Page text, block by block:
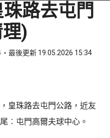
路去屯門
)
最後更新 19.05.2026 15:34
皇珠路去屯門公路，近友
︰屯門高爾夫球中心。